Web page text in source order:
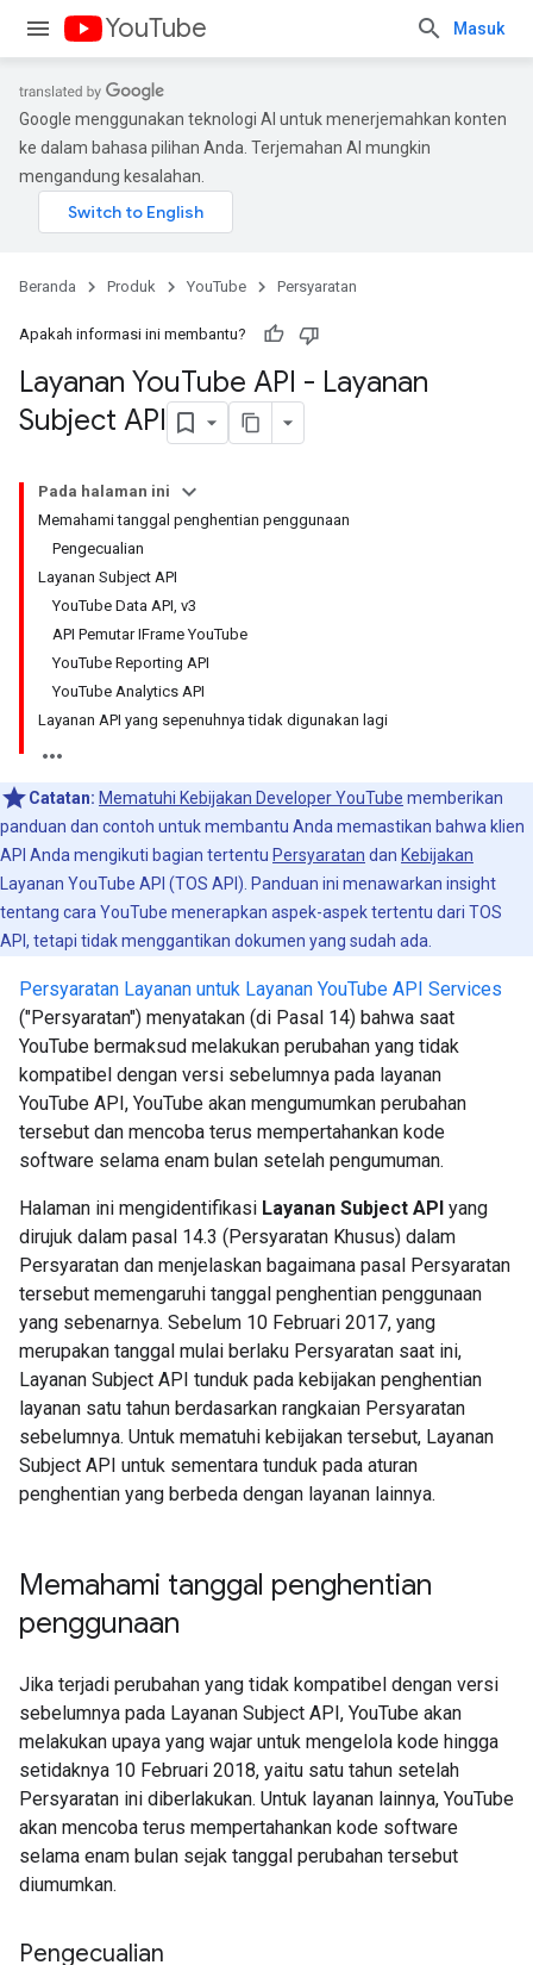
YouTube Masuk
Google menggunakan teknologi AI untuk menerjemahkan konten
ke dalam bahasa pilihan Anda. Terjemahan AI mungkin
mengandung kesalahan.
Beranda Produk YouTube Persyaratan
Apakah informasi ini membantu?
Layanan YouTube API - Layanan
Subject API
Pada halaman ini
Memahami tanggal penghentian penggunaan
Pengecualian
Layanan Subject API
YouTube Data API, v3
API Pemutar IFrame YouTube
YouTube Reporting API
YouTube Analytics API
Layanan API yang sepenuhnya tidak digunakan lagi
Catatan: Mematuhi Kebijakan Developer YouTube memberikan
panduan dan contoh untuk membantu Anda memastikan bahwa klien
API Anda mengikuti bagian tertentu Persyaratan dan Kebijakan
Layanan YouTube API (TOS API). Panduan ini menawarkan insight
tentang cara YouTube menerapkan aspek-aspek tertentu dari TOS
API, tetapi tidak menggantikan dokumen yang sudah ada.
Persyaratan Layanan untuk Layanan YouTube API Services
("Persyaratan") menyatakan (di Pasal 14) bahwa saat
YouTube bermaksud melakukan perubahan yang tidak
kompatibel dengan versi sebelumnya pada layanan
YouTube API, YouTube akan mengumumkan perubahan
tersebut dan mencoba terus mempertahankan kode
software selama enam bulan setelah pengumuman.
Halaman ini mengidentifikasi Layanan Subject API yang
dirujuk dalam pasal 14.3 (Persyaratan Khusus) dalam
Persyaratan dan menjelaskan bagaimana pasal Persyaratan
tersebut memengaruhi tanggal penghentian penggunaan
yang sebenarnya. Sebelum 10 Februari 2017, yang
merupakan tanggal mulai berlaku Persyaratan saat ini,
Layanan Subject API tunduk pada kebijakan penghentian
layanan satu tahun berdasarkan rangkaian Persyaratan
sebelumnya. Untuk mematuhi kebijakan tersebut, Layanan
Subject API untuk sementara tunduk pada aturan
penghentian yang berbeda dengan layanan lainnya.
Memahami tanggal penghentian
penggunaan
Jika terjadi perubahan yang tidak kompatibel dengan versi
sebelumnya pada Layanan Subject API, YouTube akan
melakukan upaya yang wajar untuk mengelola kode hingga
setidaknya 10 Februari 2018, yaitu satu tahun setelah
Persyaratan ini diberlakukan. Untuk layanan lainnya, YouTube
akan mencoba terus mempertahankan kode software
selama enam bulan sejak tanggal perubahan tersebut
diumumkan.
Pengecualian